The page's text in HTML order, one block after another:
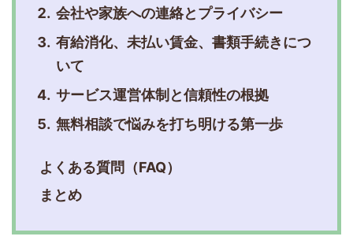
会社や家族への連絡とプライバシー
有給消化、未払い賃金、書類手続きにつ
いて
サービス運営体制と信頼性の根拠
無料相談で悩みを打ち明ける第一歩
よくある質問（FAQ）
まとめ